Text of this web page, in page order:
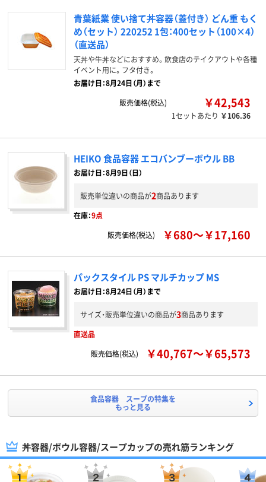
青葉紙業 使い捨て丼容器（蓋付き） どん重 もく
め（セット） 220252 1包：400セット（100×4）
（直送品）
天丼や牛丼などにおすすめ。飲食店のテイクアウトや各種
イベント用に。フタ付き。
お届け日：8月24日（月）まで
販売価格(税込)
￥42,543
1セットあたり ￥106.36
HEIKO 食品容器 エコバンブーボウル BB
お届け日：8月9日（日）
販売単位違いの商品が2商品あります
在庫：9点
販売価格(税込)
￥680～￥17,160
パックスタイル PS マルチカップ MS
お届け日：8月24日（月）まで
サイズ・販売単位違いの商品が3商品あります
直送品
販売価格(税込)
￥40,767～￥65,573
食品容器 スープの特集を
もっと見る
丼容器/ボウル容器/スープカップの売れ筋ランキング